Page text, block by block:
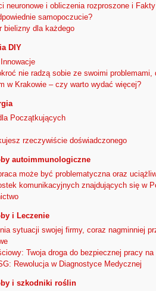
neuronowe i obliczenia rozproszone i
samopoczucie?
bielizny dla każdego
DIY
nie radzą sobie ze swoimi
w Krakowie – czy warto wydać więcej?
Początkujących
rzeczywiście doświadczonego
autoimmunologiczne
może być problematyczna oraz
komunikacyjnych znajdujących się w
i Leczenie
sytuacji swojej firmy, coraz nagminniej
Twoja droga do bezpiecznej pracy
Rewolucja w Diagnostyce Medycznej
i szkodniki roślin